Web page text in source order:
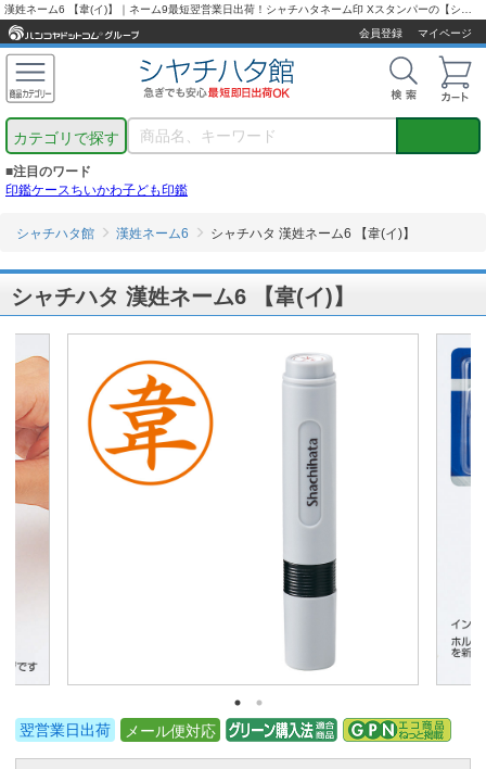
会員登録
マイページ
カテゴリで探す
■注目のワード
印鑑ケースちいかわ子ども印鑑
シャチハタ館 漢姓ネーム6 シャチハタ 漢姓ネーム6 【韋(イ)】
シャチハタ 漢姓ネーム6 【韋(イ)】
翌営業日出荷 メール便対応